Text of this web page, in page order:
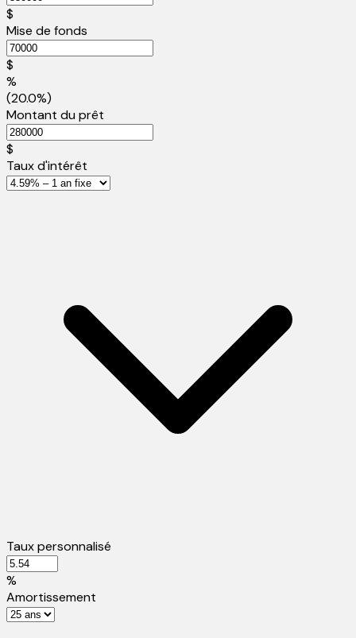
$
Mise de fonds
$
%
(20.0%)
Montant du prêt
$
Taux d'intérêt
Taux personnalisé
%
Amortissement